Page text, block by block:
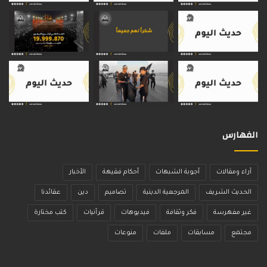
الفهارس
آراء ومقالات أجوبة الشبهات أحكام فقيهة الأخبار
الحديث الشريف المرجعية الدينية تصاميم دين عقائدنا
غير مفهرسة فكر وثقافة فيديوهات قرآنيات كتب مختارة
مجتمع مسابقات ملفات منوعات